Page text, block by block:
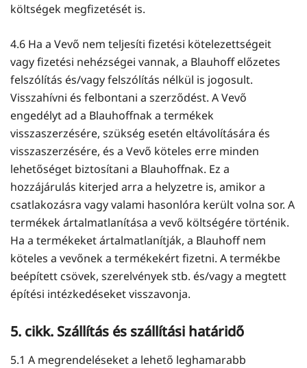
költségek megfizetését is.
4.6 Ha a Vevő nem teljesíti fizetési kötelezettségeit
vagy fizetési nehézségei vannak, a Blauhoff előzetes
felszólítás és/vagy felszólítás nélkül is jogosult.
Visszahívni és felbontani a szerződést. A Vevő
engedélyt ad a Blauhoffnak a termékek
visszaszerzésére, szükség esetén eltávolítására és
visszaszerzésére, és a Vevő köteles erre minden
lehetőséget biztosítani a Blauhoffnak. Ez a
hozzájárulás kiterjed arra a helyzetre is, amikor a
csatlakozásra vagy valami hasonlóra került volna sor. A
termékek ártalmatlanítása a vevő költségére történik.
Ha a termékeket ártalmatlanítják, a Blauhoff nem
köteles a vevőnek a termékekért fizetni. A termékbe
beépített csövek, szerelvények stb. és/vagy a megtett
építési intézkedéseket visszavonja.
5. cikk. Szállítás és szállítási határidő
5.1 A megrendeléseket a lehető leghamarabb